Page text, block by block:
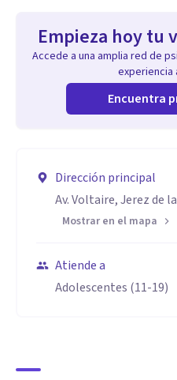
Empieza hoy tu
Accede a una amplia red de
experiencia
Encuentra
Dirección principal
Av. Voltaire, Jerez de
Mostrar en el mapa
Atiende a
Adolescentes (11-19)